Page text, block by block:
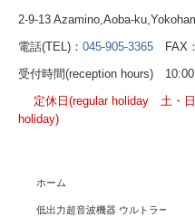
2-9-13 Azamino,Aoba-
電話(TEL)： 045-905-3365 FAX
受付時間(reception hours)
定休日(regular holiday 土・
holiday)
ホーム
低出力超音波機器 ウルトラーマ